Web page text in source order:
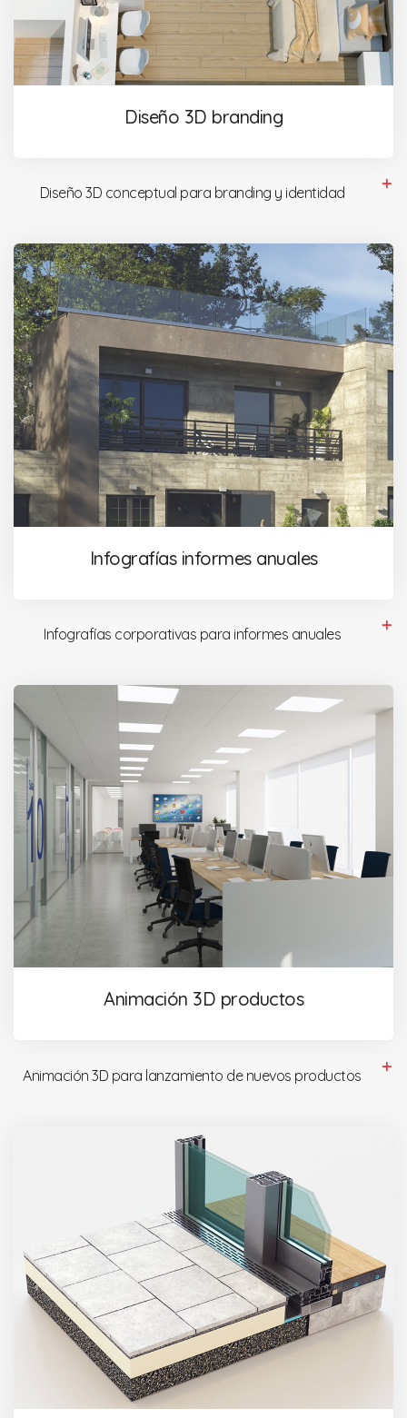
Diseño 3D branding
Diseño 3D conceptual para branding y identidad
Infografías informes anuales
Infografías corporativas para informes anuales
Animación 3D productos
Animación 3D para lanzamiento de nuevos productos